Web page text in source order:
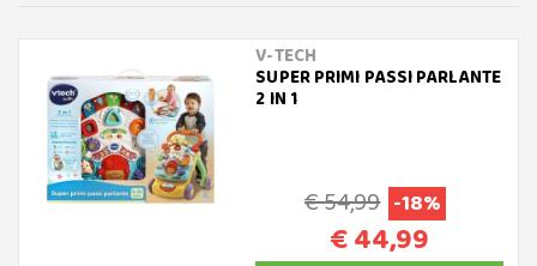
V-TECH
SUPER PRIMI PASSI PARLANTE
2 IN 1
€ 54,99 -18%
€ 44,99